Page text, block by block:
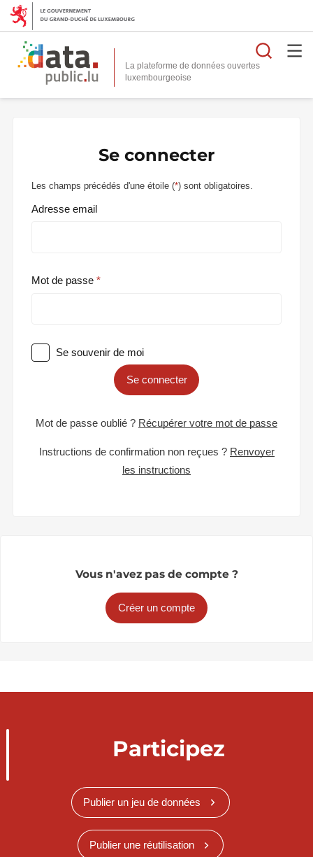
La plateforme de données ouvertes
Se connecter
Les champs précédés d'une étoile (*) sont obligatoires.
Adresse email
Mot de passe
Se souvenir de moi
Se connecter
Mot de passe oublié ? Récupérer votre mot de passe
Instructions de confirmation non reçues ? Renvoyer
les instructions
Vous n'avez pas de compte ?
Créer un compte
Participez
Publier un jeu de données
Publier une réutilisation